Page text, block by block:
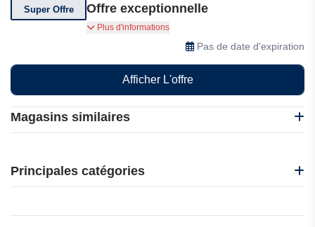
Magasins similaires
Mondial Tv
Vivaflirt
Jemabonne
Principales catégories
Super Offre Offre exceptionnelle
Vos données sont protégées et votre vie privée
Plus d'informations
Pas de date d'expiration
Afficher L'offre